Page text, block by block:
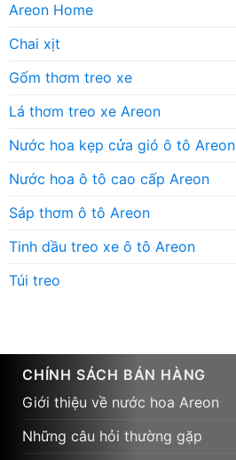
Areon Home
Chai xịt
Gốm thơm treo xe
Lá thơm treo xe Areon
Nước hoa kẹp cửa gió ô tô Areon
Nước hoa ô tô cao cấp Areon
Sáp thơm ô tô Areon
Tinh dầu treo xe ô tô Areon
Túi treo
CHÍNH SÁCH BÁN HÀNG
Giới thiệu về nước hoa Areon
Những câu hỏi thường gặp